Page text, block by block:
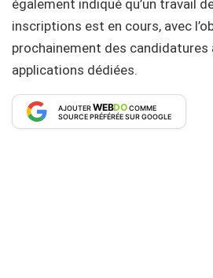
également indiqué qu’un travail
inscriptions est en cours, avec
prochainement des candidatures
applications dédiées.
AJOUTERWEBDOCOMME
SOURCE PRÉFÉRÉE SUR GOOGLE